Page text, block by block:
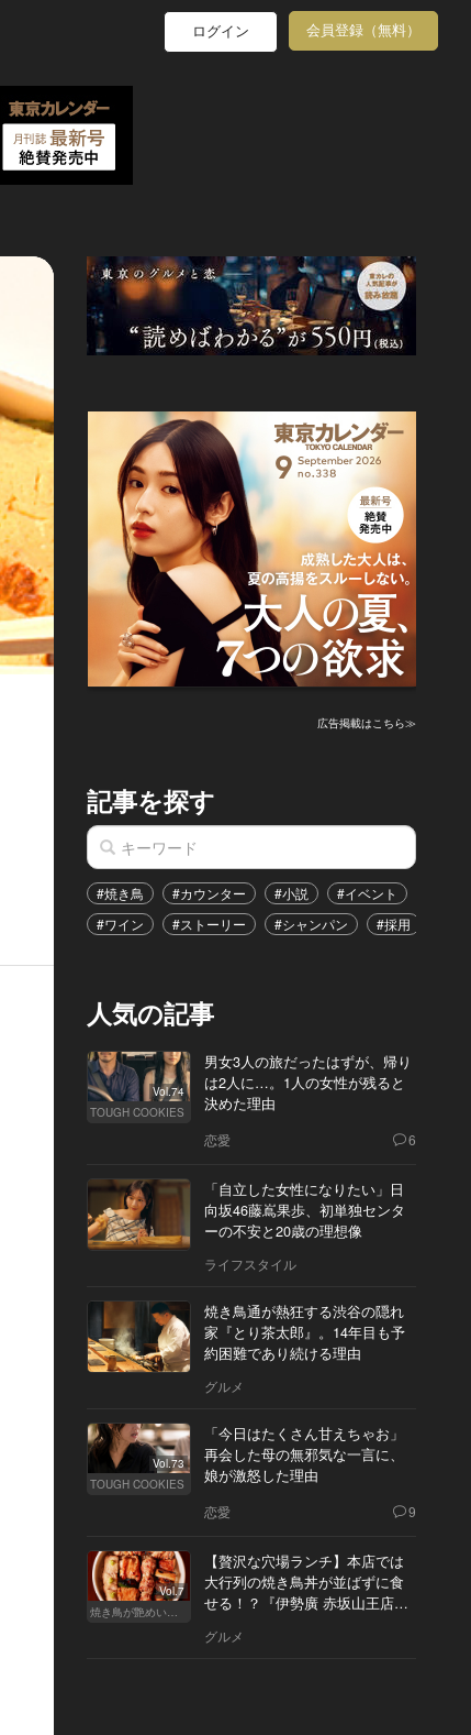
ログイン 会員登録（無料）
広告掲載はこちら≫
記事を探す
#焼き鳥 #カウンター #小説 #イベント
#ワイン
#ストーリー #シャンパン #採用
人気の記事
Vol.74
TOUGH COOKIES
男女3人の旅だったはずが、帰り
は2人に…。1人の女性が残ると
決めた理由
恋愛 6
「自立した女性になりたい」日
向坂46藤嶌果歩、初単独センタ
ーの不安と20歳の理想像
ライフスタイル
焼き鳥通が熱狂する渋谷の隠れ
家『とり茶太郎』。14年目も予
約困難であり続ける理由
グルメ
Vol.73
TOUGH COOKIES
「今日はたくさん甘えちゃお」
再会した母の無邪気な一言に、
娘が激怒した理由
恋愛 9
Vol.7
焼き鳥が艶めいてきた
【贅沢な穴場ランチ】本店では
大行列の焼き鳥丼が並ばずに食
せる！？『伊勢廣 赤坂山王店』
グルメ